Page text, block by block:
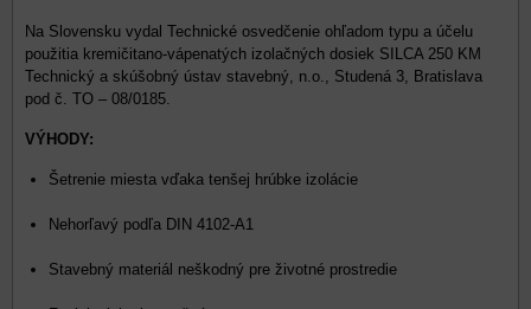
Na Slovensku vydal Technické osvedčenie ohľadom typu a účelu
použitia kremičitano-vápenatých izolačných dosiek SILCA 250 KM
Technický a skúšobný ústav stavebný, n.o., Studená 3, Bratislava
pod č. TO – 08/0185.
VÝHODY:
Šetrenie miesta vďaka tenšej hrúbke izolácie
Nehorľavý podľa DIN 4102-A1
Stavebný materiál neškodný pre životné prostredie